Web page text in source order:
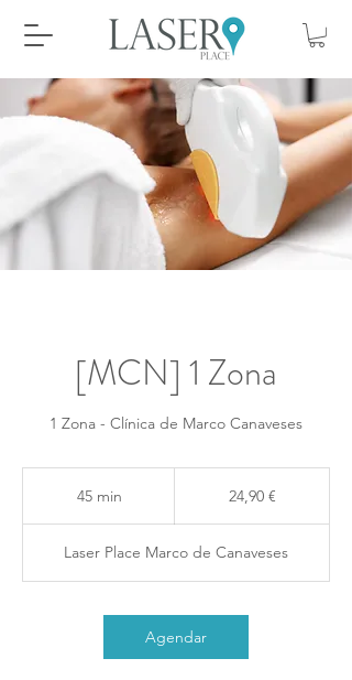
[MCN] 1 Zona
1 Zona - Clínica de Marco Canaveses
45 min
i
n
24,90 €
Laser Place Marco de Canaveses
Agendar